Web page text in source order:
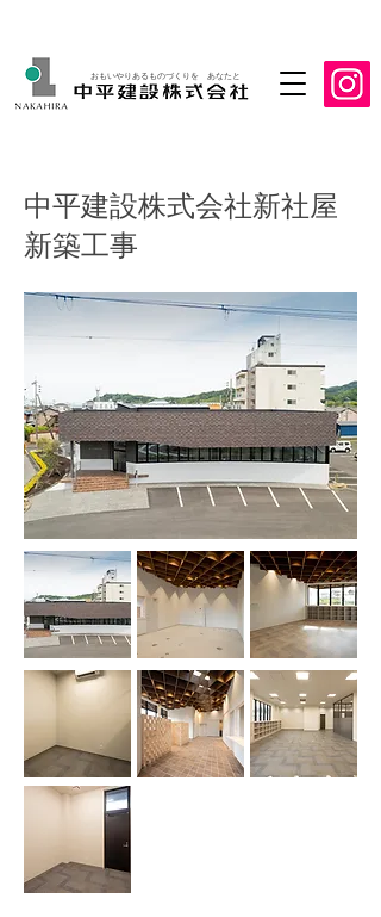
おもいやりあるものづくりを あなたと
中平建設株式会社新社屋
新築工事